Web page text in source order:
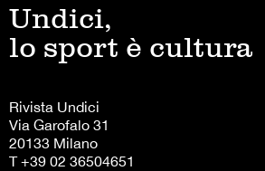
Undici,
lo sport è cultura
Rivista Undici
Via Garofalo 31
20133 Milano
T +39 02 36504651